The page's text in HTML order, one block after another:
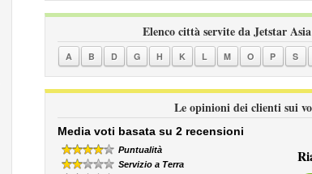
Elenco città servite da Jetstar
A B D G H K L M O P S
Le opinioni dei clienti sui
Media voti basata su 2 recensioni
Puntualità
Servizio a Terra